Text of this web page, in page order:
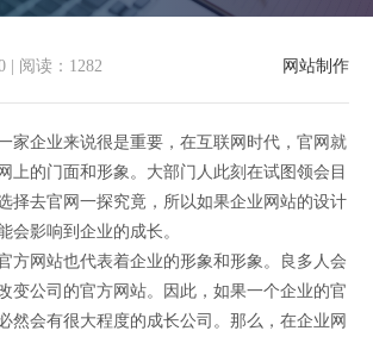
网站制作
阅读：1282
企业来说很是重要，在互联网时代，官网就
上的门面和形象。大部门人此刻在试图领会目
择去官网一探究竟，所以如果企业网站的设计
会影响到企业的成长。
网站也代表着企业的形象和形象。良多人会
变公司的官方网站。因此，如果一个企业的官
然会有很大程度的成长公司。那么，在企业网